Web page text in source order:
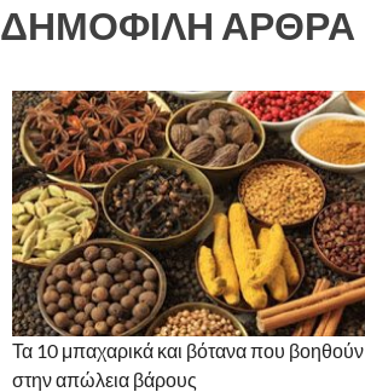
ΔΗΜΟΦΙΛΗ ΑΡΘΡΑ
Τα 10 μπαχαρικά και βότανα που βοηθούν
στην απώλεια βάρους